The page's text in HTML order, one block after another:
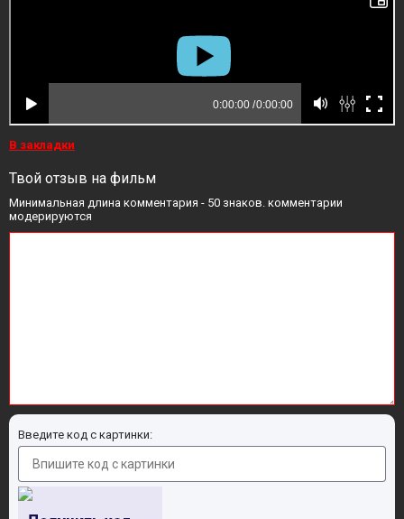
В закладки
Твой отзыв на фильм
Минимальная длина комментария - 50 знаков. комментарии
модерируются
Введите код с картинки: